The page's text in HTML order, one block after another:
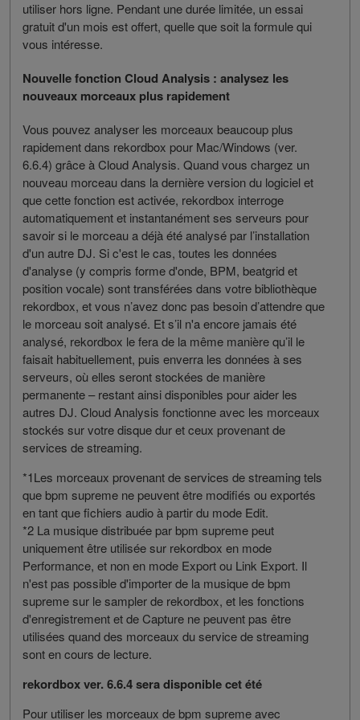
utiliser hors ligne. Pendant une durée limitée, un essai
gratuit d'un mois est offert, quelle que soit la formule qui
vous intéresse.
Nouvelle fonction Cloud Analysis : analysez les
nouveaux morceaux plus rapidement
Vous pouvez analyser les morceaux beaucoup plus
rapidement dans rekordbox pour Mac/Windows (ver.
6.6.4) grâce à Cloud Analysis. Quand vous chargez un
nouveau morceau dans la dernière version du logiciel et
que cette fonction est activée, rekordbox interroge
automatiquement et instantanément ses serveurs pour
savoir si le morceau a déjà été analysé par l’installation
d'un autre DJ. Si c'est le cas, toutes les données
d'analyse (y compris forme d'onde, BPM, beatgrid et
position vocale) sont transférées dans votre bibliothèque
rekordbox, et vous n’avez donc pas besoin d’attendre que
le morceau soit analysé. Et s’il n'a encore jamais été
analysé, rekordbox le fera de la même manière qu’il le
faisait habituellement, puis enverra les données à ses
serveurs, où elles seront stockées de manière
permanente – restant ainsi disponibles pour aider les
autres DJ. Cloud Analysis fonctionne avec les morceaux
stockés sur votre disque dur et ceux provenant de
services de streaming.
*1Les morceaux provenant de services de streaming tels
que bpm supreme ne peuvent être modifiés ou exportés
en tant que fichiers audio à partir du mode Edit.
*2 La musique distribuée par bpm supreme peut
uniquement être utilisée sur rekordbox en mode
Performance, et non en mode Export ou Link Export. Il
n'est pas possible d'importer de la musique de bpm
supreme sur le sampler de rekordbox, et les fonctions
d'enregistrement et de Capture ne peuvent pas être
utilisées quand des morceaux du service de streaming
sont en cours de lecture.
rekordbox ver. 6.6.4 sera disponible cet été
Pour utiliser les morceaux de bpm supreme avec